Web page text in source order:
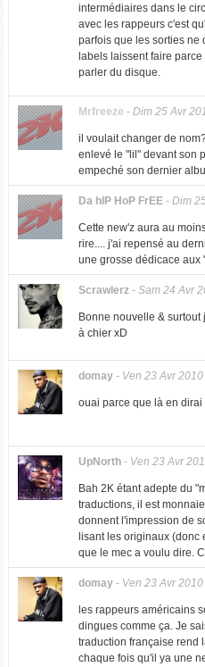
intermédiaires dans le
avec les rappeurs c'est
parfois que les sorties ne
labels laissent faire
parler du disque.
Mrfreeze - Dim 25 Avr
il voulait changer de
enlevé le "lil" devant son
empeché son dernier
Da hIP HoP FrEE- Dim
Cette new'z aura au
rire.... j'ai repensé au
une grosse dédicace aux
Scrawlerz- Sam 24 Avr
Bonne nouvelle &
à chier xD
domay- Ven 23 Avr 2010
ouai parce que là en
UpNorth- Ven 23 Avr
Bah 2K étant adepte du
traductions, il est
donnent l'impression de
lisant les originaux (donc
que le mec a voulu dire.
domay- Ven 23 Avr 2010
les rappeurs américains
dingues comme ça. Je
traduction française rend
chaque fois qu'il ya une